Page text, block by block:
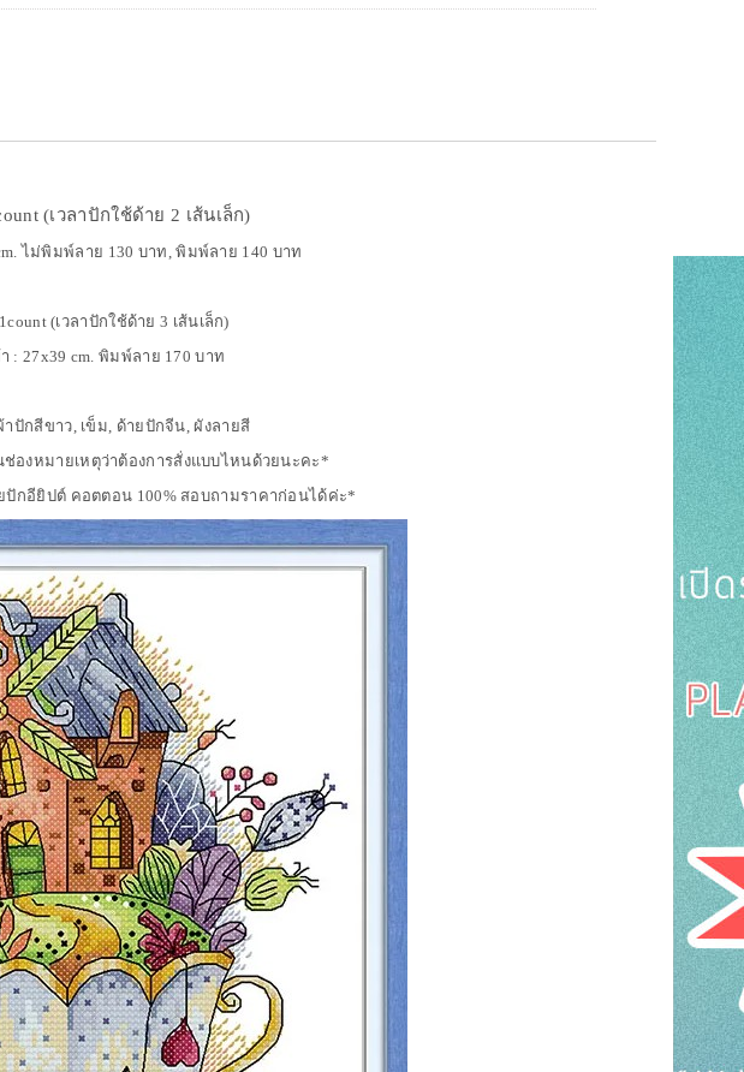
(เวลาปักใช้ด้าย 2 เส้นเล็ก)
ไม่พิมพ์ลาย 130 บาท, พิมพ์ลาย 140 บาท
(เวลาปักใช้ด้าย 3 เส้นเล็ก)
: 27x39 cm. พิมพ์ลาย 170 บาท
ปักสีขาว, เข็ม, ด้ายปักจีน, ผังลายสี
องหมายเหตุว่าต้องการสั่งแบบไหนด้วยนะคะ*
ปักอียิปต์ คอตตอน 100% สอบถามราคาก่อนได้ค่ะ*